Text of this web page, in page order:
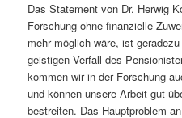
Das Statement von Dr. Herwig
Forschung ohne finanzielle
mehr möglich wäre, ist
geistigen Verfall des
kommen wir in der Forschung
und können unsere Arbeit gut
bestreiten. Das Hauptproblem